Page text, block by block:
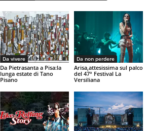
Da vivere
Da Pietrasanta a Pisa:la
lunga estate di Tano
Pisano
Da non perdere
Arisa,attesissima sul palco
del 47° Festival La
Versiliana